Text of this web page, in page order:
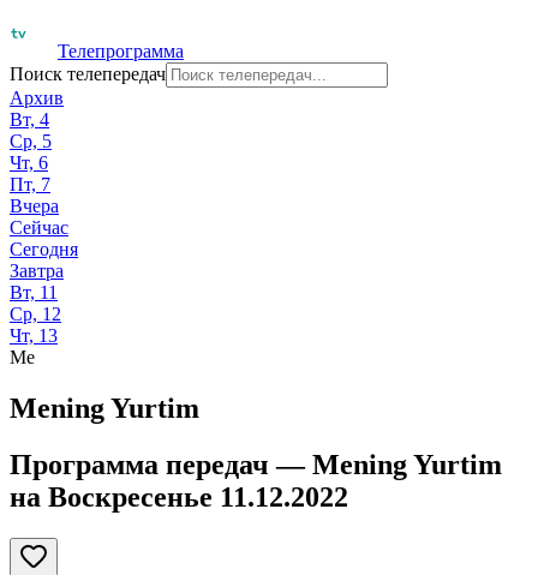
Телепрограмма
Поиск телепередач
Архив
Вт, 4
Ср, 5
Чт, 6
Пт, 7
Вчера
Сейчас
Сегодня
Завтра
Вт, 11
Ср, 12
Чт, 13
Me
Mening Yurtim
Программа передач —Mening Yurtim
на Воскресенье 11.12.2022